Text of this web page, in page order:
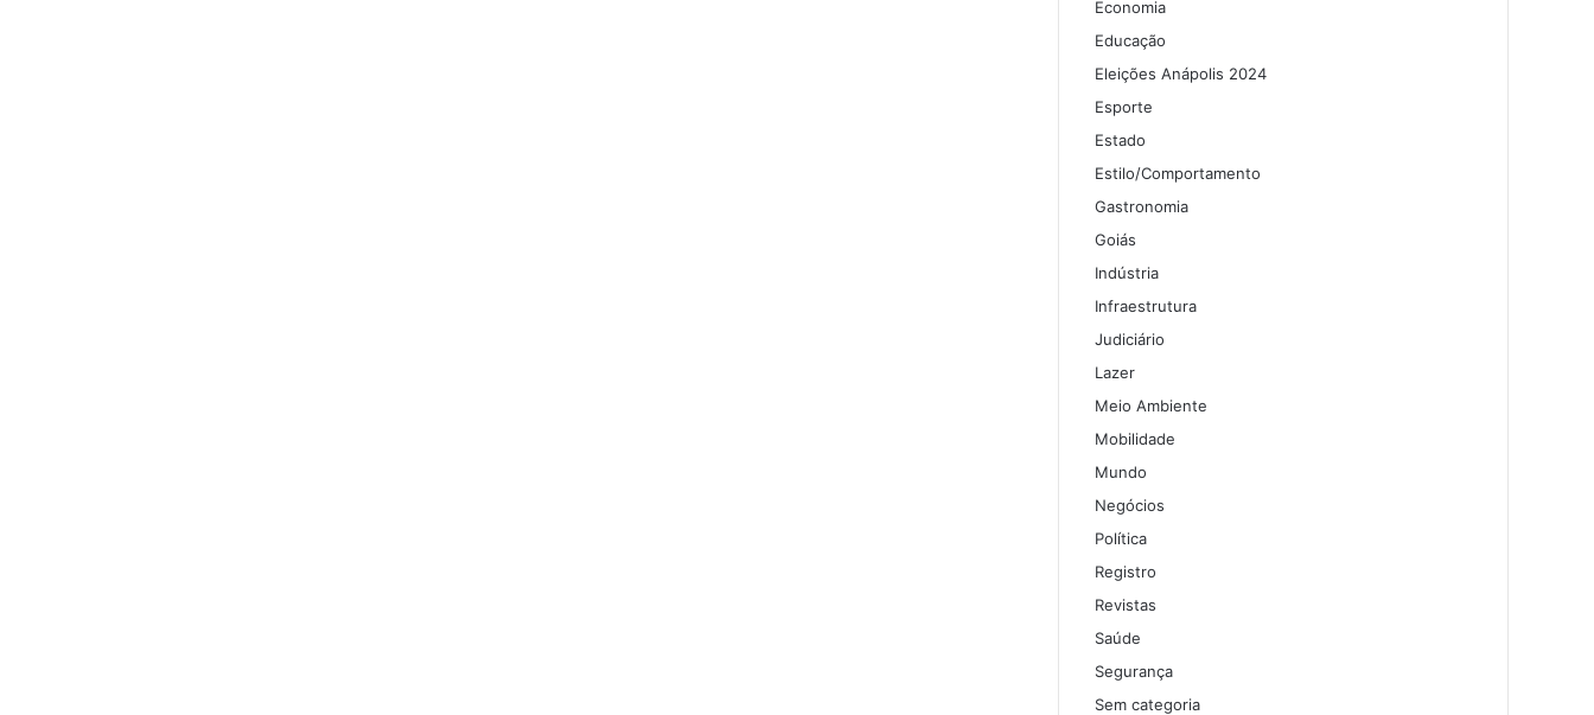
Economia
Educação
Eleições Anápolis 2024
Esporte
Estado
Estilo/Comportamento
Gastronomia
Goiás
Indústria
Infraestrutura
Judiciário
Lazer
Meio Ambiente
Mobilidade
Mundo
Negócios
Política
Registro
Revistas
Saúde
Segurança
Sem categoria